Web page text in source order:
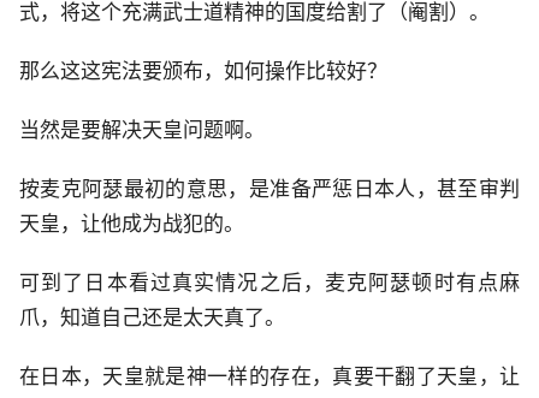
式，将这个充满武士道精神的国度给割了（阉割）。
那么这这宪法要颁布，如何操作比较好？
当然是要解决天皇问题啊。
按麦克阿瑟最初的意思，是准备严惩日本人，甚至审判
天皇，让他成为战犯的。
可到了日本看过真实情况之后，麦克阿瑟顿时有点麻
爪，知道自己还是太天真了。
在日本，天皇就是神一样的存在，真要干翻了天皇，让